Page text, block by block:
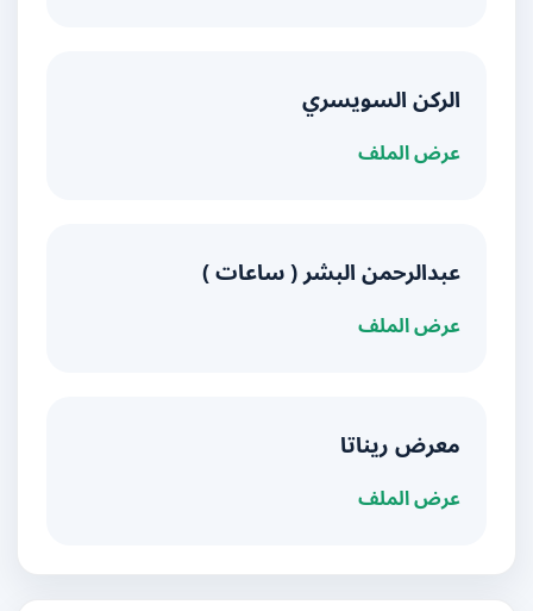
الركن السويسري
عرض الملف
عبدالرحمن البشر ( ساعات )
عرض الملف
معرض ريناتا
عرض الملف